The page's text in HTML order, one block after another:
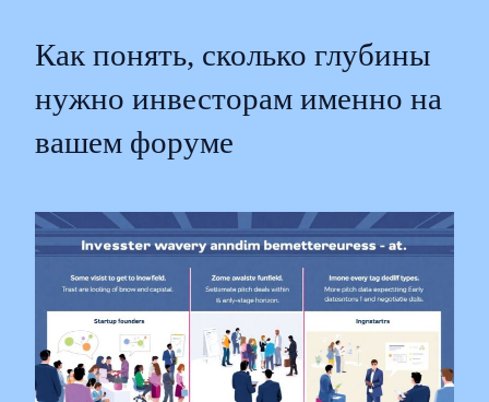
Как понять, сколько глубины
нужно инвесторам именно на
вашем форуме